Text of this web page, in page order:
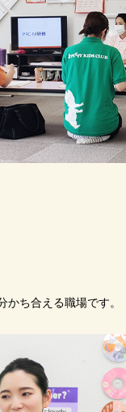
ち合える職場です。